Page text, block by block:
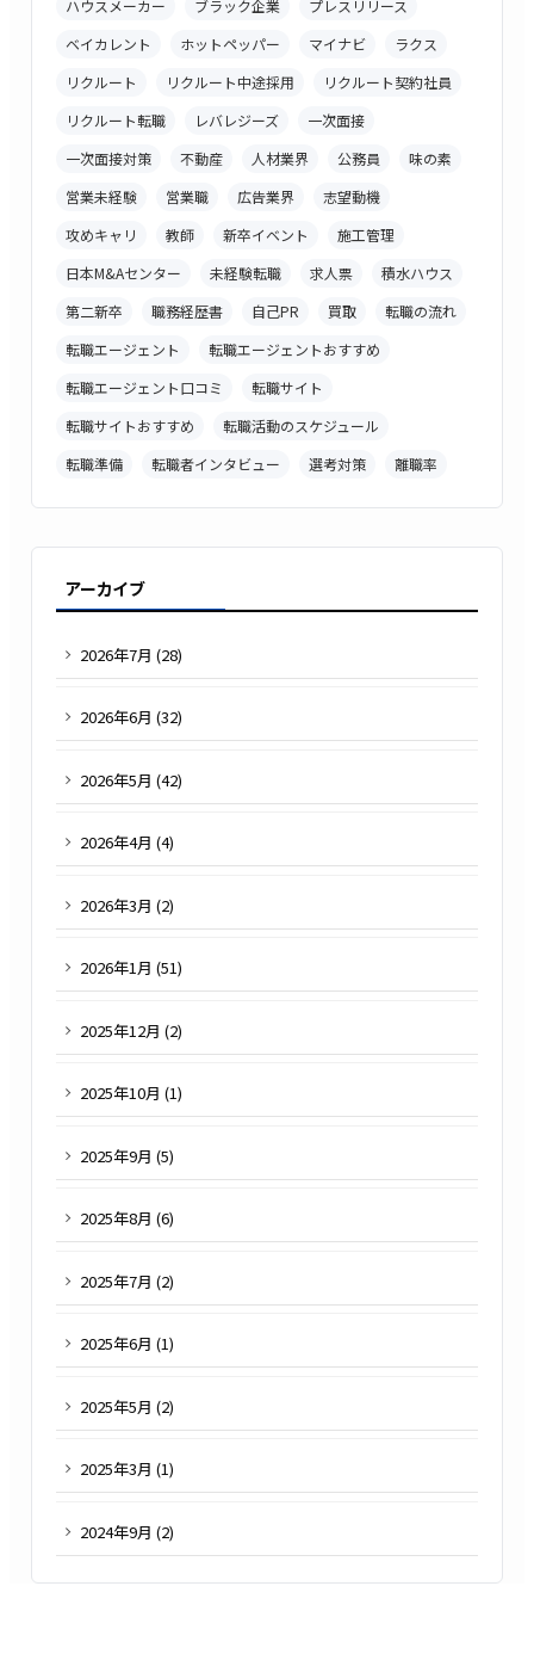
ハウスメーカー ブラック企業
プレスリリース
ベイカレント
ホットペッパー マイナビ
ラクス
リクルート
リクルート中途採用
リクルート契約社員
リクルート転職
レバレジーズ
一次面接
一次面接対策
不動産 人材業界 公務員
味の素
営業未経験
営業職 広告業界
志望動機
攻めキャリ
教師 新卒イベント
施工管理
日本M&Aセンター
未経験転職 求人票
積水ハウス
第二新卒
職務経歴書 自己PR 買取
転職の流れ
転職エージェント
転職エージェントおすすめ
転職エージェント口コミ
転職サイト
転職サイトおすすめ
転職活動のスケジュール
転職準備
転職者インタビュー 選考対策 離職率
アーカイブ
2026年7月 (28)
2026年6月 (32)
2026年5月 (42)
2026年4月 (4)
2026年3月 (2)
2026年1月 (51)
2025年12月 (2)
2025年10月 (1)
2025年9月 (5)
2025年8月 (6)
2025年7月 (2)
2025年6月 (1)
2025年5月 (2)
2025年3月 (1)
2024年9月 (2)